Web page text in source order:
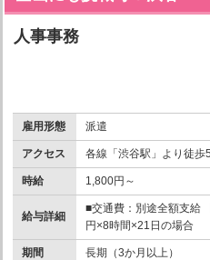
人事事務
雇用形態 派遣
アクセス 各線「渋谷駅」より徒歩
時給 1,800円～
給与詳細
■交通費：別途全額支給
円×8時間×21日の場合
期間 長期（3か月以上）